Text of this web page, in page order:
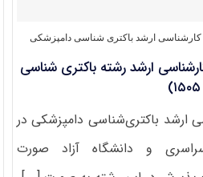
کارشناسی ارشد باکتری‌ شناسی دامپزشکی
ارشد رشته باکتری شناسی
ارشد باکتری‌شناسی دامپزشکی در
و دانشگاه آزاد صورت